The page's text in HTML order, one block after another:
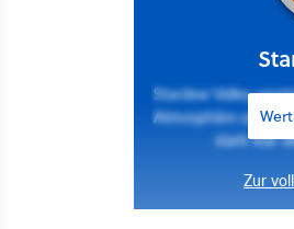
Stardew Valley
Atmosphäre und
stark war
Zur